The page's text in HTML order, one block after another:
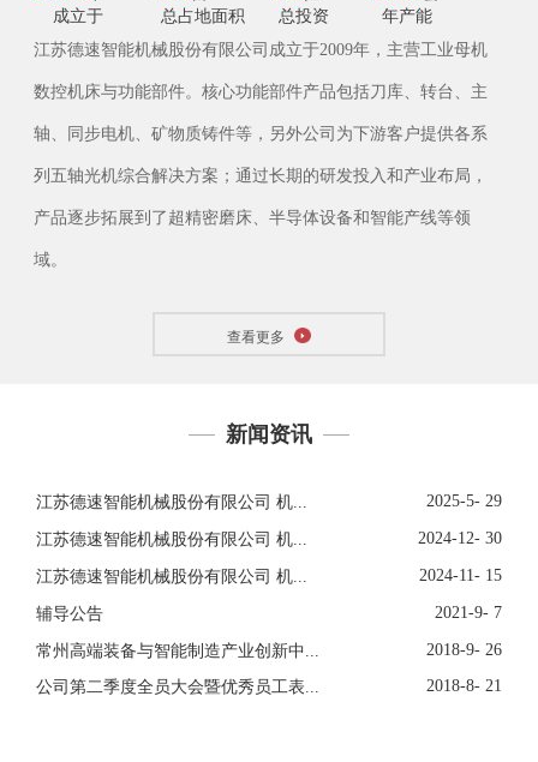
成立于
总占地面积
总投资
年产能
江苏德速智能机械股份有限公司成立于2009年，主营工业母机
数控机床与功能部件。核心功能部件产品包括刀库、转台、主
轴、同步电机、矿物质铸件等，另外公司为下游客户提供各系
列五轴光机综合解决方案；通过长期的研发投入和产业布局，
产品逐步拓展到了超精密磨床、半导体设备和智能产线等领
域。
查看更多
新闻资讯
江苏德速智能机械股份有限公司 机... 2025-5- 29
江苏德速智能机械股份有限公司 机... 2024-12- 30
江苏德速智能机械股份有限公司 机... 2024-11- 15
辅导公告 2021-9- 7
常州高端装备与智能制造产业创新中... 2018-9- 26
公司第二季度全员大会暨优秀员工表... 2018-8- 21